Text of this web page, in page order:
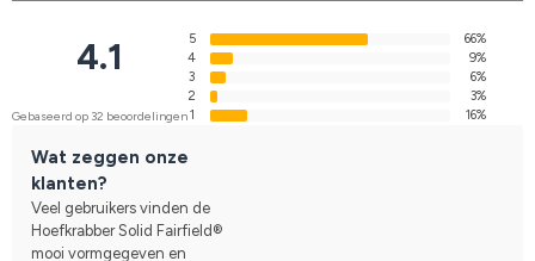
4.1
Gebaseerd op 32 beoordelingen
5
66%
4
9%
3
6%
2
3%
1
16%
Wat zeggen onze
klanten?
Veel gebruikers vinden de
Hoefkrabber Solid Fairfield®
mooi vormgegeven en